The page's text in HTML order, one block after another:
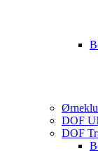
DOF
DOF